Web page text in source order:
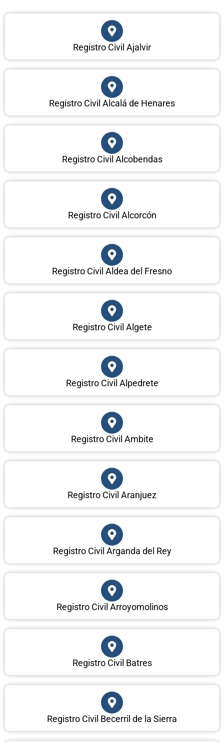
Registro Civil Ajalvir
Registro Civil Alcalá de Henares
Registro Civil Alcobendas
Registro Civil Alcorcón
Registro Civil Aldea del Fresno
Registro Civil Algete
Registro Civil Alpedrete
Registro Civil Ambite
Registro Civil Aranjuez
Registro Civil Arganda del Rey
Registro Civil Arroyomolinos
Registro Civil Batres
Registro Civil Becerril de la Sierra